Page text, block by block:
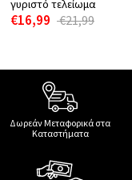
γυριστό τελείωμα
€16,99 €21,99
Δωρεάν Μεταφορικά στα
Καταστήματα